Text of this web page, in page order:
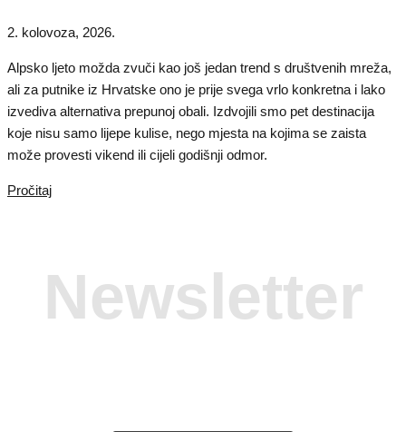
2. kolovoza, 2026.
Alpsko ljeto možda zvuči kao još jedan trend s društvenih mreža,
ali za putnike iz Hrvatske ono je prije svega vrlo konkretna i lako
izvediva alternativa prepunoj obali. Izdvojili smo pet destinacija
koje nisu samo lijepe kulise, nego mjesta na kojima se zaista
može provesti vikend ili cijeli godišnji odmor.
Pročitaj
Newsletter